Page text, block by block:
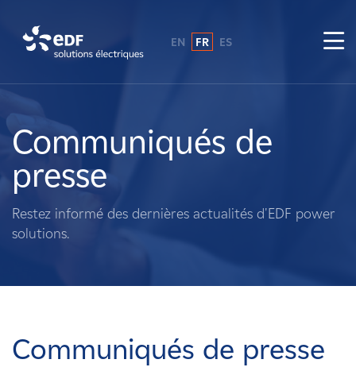
A propos de nous
Ce que nous faisons
Propriétaires fonciers
Carrières
EN FR ES
Communiqués de
presse
Restez informé des dernières actualités d'EDF power
solutions.
Communiqués de presse